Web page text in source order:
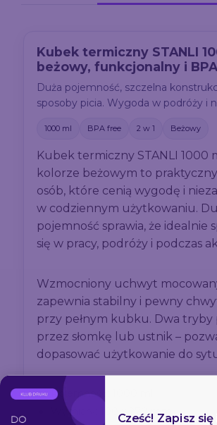
Kubek termiczny STANLI
beżowy, funkcjonalny i
Duża pojemność, szczelna
sposoby picia. Wygoda w podróży i
1000 ml BPA free 2 w 1 Beżowy
Kubek termiczny STANLI 1000
kolorze beżowym to
osób, które cenią wygodę i
w codziennym użytkowaniu.
pojemność sprawia, że idealnie
się w pracy, podróży i podczas
Wzmocniony uchwyt
zapewnia stabilny i pewny
przy pełnym kubku. Dwa tryby
przez słomkę lub ustnik –
dopasować użytkowanie do
Pojemność: 1000 ml
Wymiary: 100 x 270 mm
Cześć! Zapisz